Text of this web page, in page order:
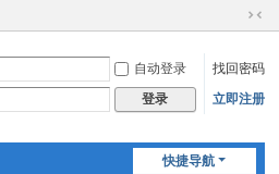
切
到
窄
自动登录
找回密码
登录 立即注册
快捷导航